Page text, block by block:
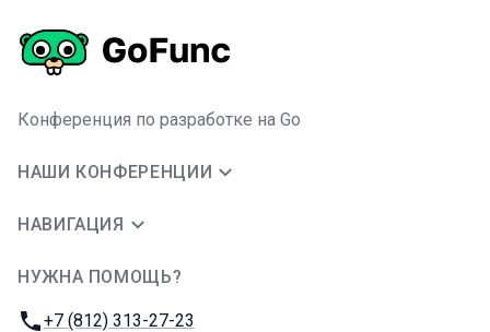
Конференция по разработке на Go
НАШИ КОНФЕРЕНЦИИ
НАВИГАЦИЯ
НУЖНА ПОМОЩЬ?
Телефон:
+7 (812) 313-27-23